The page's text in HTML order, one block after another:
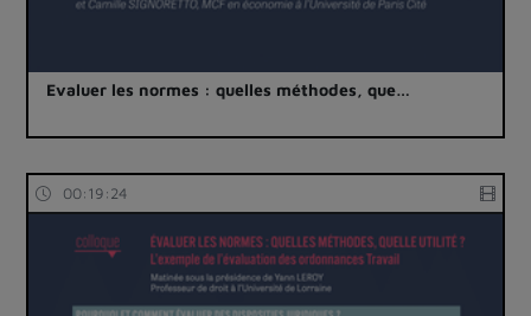
Evaluer les normes : quelles méthodes, que…
00:19:24